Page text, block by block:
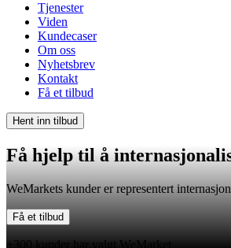
Tjenester
Viden
Kundecaser
Om oss
Nyhetsbrev
Kontakt
Få et tilbud
Hent inn tilbud
Få hjelp til å
WeMarkets kunder er representert
Få et tilbud
+300 kunder har valgt WeMarket